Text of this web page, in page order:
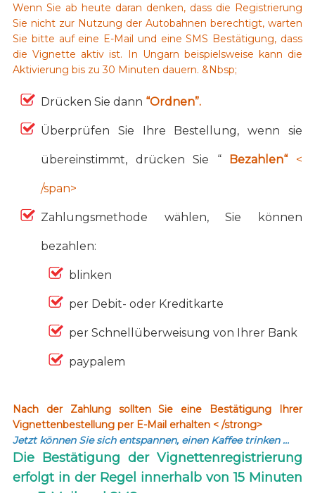
Wenn Sie ab heute daran denken, dass die Registrierung
Sie nicht zur Nutzung der Autobahnen berechtigt, warten
Sie bitte auf eine E-Mail und eine SMS Bestätigung, dass
die Vignette aktiv ist. In Ungarn beispielsweise kann die
Aktivierung bis zu 30 Minuten dauern. &Nbsp;
Drücken Sie dann “Ordnen”.
Überprüfen Sie Ihre Bestellung, wenn sie
übereinstimmt, drücken Sie “ Bezahlen“ <
/span>
Zahlungsmethode wählen, Sie können
bezahlen:
blinken
per Debit- oder Kreditkarte
per Schnellüberweisung von Ihrer Bank
paypalem
Nach der Zahlung sollten Sie eine Bestätigung Ihrer
Vignettenbestellung per E-Mail erhalten < /strong>
Jetzt können Sie sich entspannen, einen Kaffee trinken …
Die Bestätigung der Vignettenregistrierung
erfolgt in der Regel innerhalb von 15 Minuten